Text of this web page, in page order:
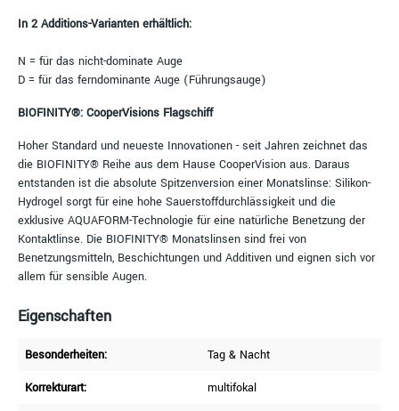
In 2 Additions-Varianten erhältlich:
N = für das nicht-dominate Auge
D = für das ferndominante Auge (Führungsauge)
BIOFINITY®: CooperVisions Flagschiff
Hoher Standard und neueste Innovationen - seit Jahren zeichnet das
die BIOFINITY® Reihe aus dem Hause CooperVision aus. Daraus
entstanden ist die absolute Spitzenversion einer Monatslinse: Silikon-
Hydrogel sorgt für eine hohe Sauerstoffdurchlässigkeit und die
exklusive AQUAFORM-Technologie für eine natürliche Benetzung der
Kontaktlinse. Die BIOFINITY® Monatslinsen sind frei von
Benetzungsmitteln, Beschichtungen und Additiven und eignen sich vor
allem für sensible Augen.
Eigenschaften
Besonderheiten:
Tag & Nacht
Korrekturart:
multifokal